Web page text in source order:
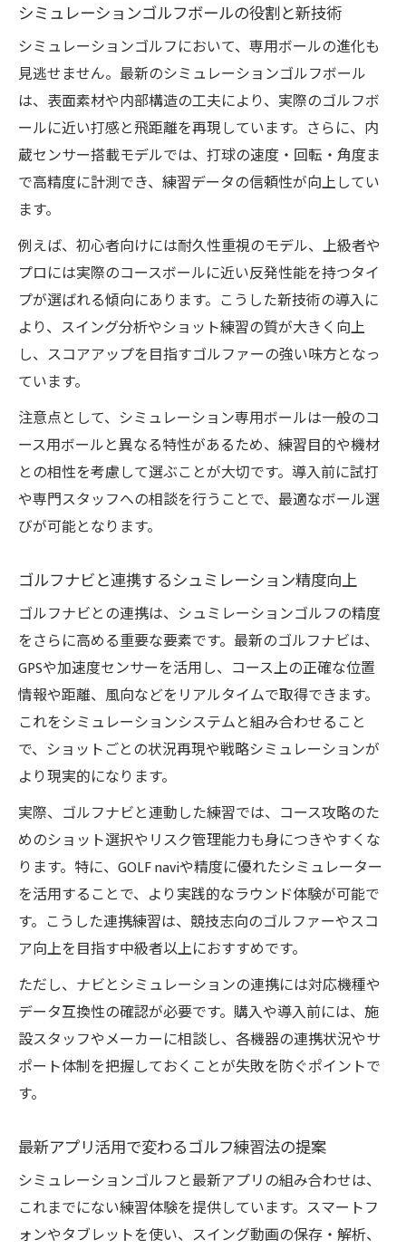
シミュレーションゴルフボールの役割と新技術
シミュレーションゴルフにおいて、専用ボールの進化も
見逃せません。最新のシミュレーションゴルフボール
は、表面素材や内部構造の工夫により、実際のゴルフボ
ールに近い打感と飛距離を再現しています。さらに、内
蔵センサー搭載モデルでは、打球の速度・回転・角度ま
で高精度に計測でき、練習データの信頼性が向上してい
ます。
例えば、初心者向けには耐久性重視のモデル、上級者や
プロには実際のコースボールに近い反発性能を持つタイ
プが選ばれる傾向にあります。こうした新技術の導入に
より、スイング分析やショット練習の質が大きく向上
し、スコアアップを目指すゴルファーの強い味方となっ
ています。
注意点として、シミュレーション専用ボールは一般のコ
ース用ボールと異なる特性があるため、練習目的や機材
との相性を考慮して選ぶことが大切です。導入前に試打
や専門スタッフへの相談を行うことで、最適なボール選
びが可能となります。
ゴルフナビと連携するシュミレーション精度向上
ゴルフナビとの連携は、シュミレーションゴルフの精度
をさらに高める重要な要素です。最新のゴルフナビは、
GPSや加速度センサーを活用し、コース上の正確な位置
情報や距離、風向などをリアルタイムで取得できます。
これをシミュレーションシステムと組み合わせること
で、ショットごとの状況再現や戦略シミュレーションが
より現実的になります。
実際、ゴルフナビと連動した練習では、コース攻略のた
めのショット選択やリスク管理能力も身につきやすくな
ります。特に、GOLF naviや精度に優れたシミュレーター
を活用することで、より実践的なラウンド体験が可能で
す。こうした連携練習は、競技志向のゴルファーやスコ
ア向上を目指す中級者以上におすすめです。
ただし、ナビとシミュレーションの連携には対応機種や
データ互換性の確認が必要です。購入や導入前には、施
設スタッフやメーカーに相談し、各機器の連携状況やサ
ポート体制を把握しておくことが失敗を防ぐポイントで
す。
最新アプリ活用で変わるゴルフ練習法の提案
シミュレーションゴルフと最新アプリの組み合わせは、
これまでにない練習体験を提供しています。スマートフ
ォンやタブレットを使い、スイング動画の保存・解析、